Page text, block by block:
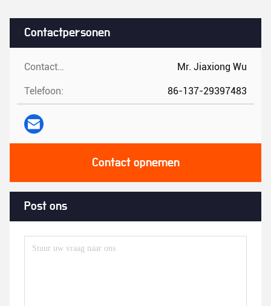
Contactpersonen
Contactpersonen: Mr. Jiaxiong Wu
Telefoon: 86-137-29397483
Contact opnemen
Post ons